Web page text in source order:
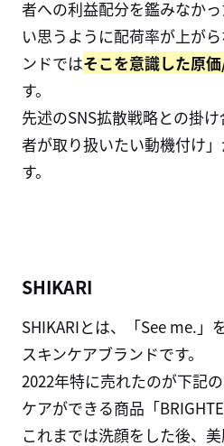
者への利益配分を鑑みなか
い思うように配荷率が上が
ンドではそこを意識した原
す。
先述のSNS拡散戦略との掛
者が取り扱いたい動機付け
す。
SHIKARI
SHIKARIとは、「See me.」
スキンケアブランドです。
2022年特に売れたのが下記
ケアができる商品「
これまでは洗顔をした後、